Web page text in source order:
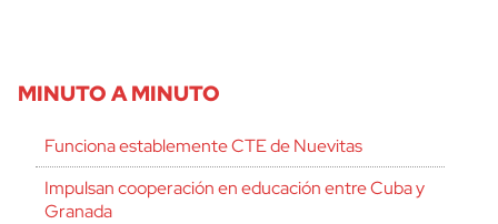
MINUTO A MINUTO
Funciona establemente CTE de Nuevitas
Impulsan cooperación en educación entre Cuba y
Granada